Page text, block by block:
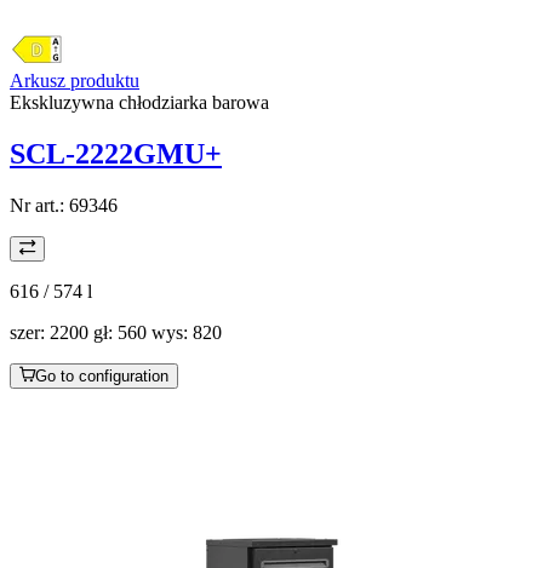
Arkusz produktu
Ekskluzywna chłodziarka barowa
SCL-2222GMU+
Nr art.: 69346
616 / 574 l
szer: 2200 gł: 560 wys: 820
Go to configuration